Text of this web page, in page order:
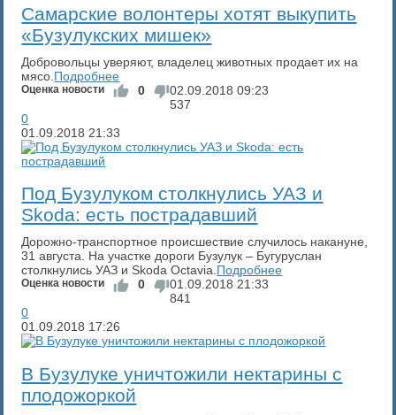
Самарские волонтеры хотят выкупить
«Бузулукских мишек»
Добровольцы уверяют, владелец животных продает их на
мясо. Подробнее
Оценка новости 0 02.09.2018 09:23
537
0
01.09.2018 21:33
Под Бузулуком столкнулись УАЗ и
Skoda: есть пострадавший‍
Дорожно-транспортное происшествие случилось накануне,
31 августа. На участке дороги Бузулук – Бугуруслан
столкнулись УАЗ и Skoda Octavia.Подробнее
Оценка новости 0 01.09.2018 21:33
841
0
01.09.2018 17:26
В Бузулуке уничтожили нектарины с
плодожоркой